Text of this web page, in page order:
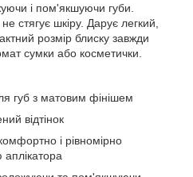
і пом'якшуючи губи.
стягує шкіру. Дарує легкий,
розмір блиску завжди
сумки або косметички.
губ з матовим фінішем
відтінок
і рівномірно